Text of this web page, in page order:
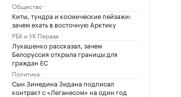
Общество
Киты, тундра и космические пейзажи:
зачем ехать в восточную Арктику
РБК и УК Первая
Лукашенко рассказал, зачем
Белоруссия открыла границы для
граждан ЕС
Политика
Сын Зинедина Зидана подписал
контракт с «Леганесом» на один год